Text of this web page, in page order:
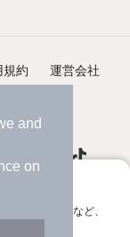
and
on
し
気に入り保存など、
規約 運営会社